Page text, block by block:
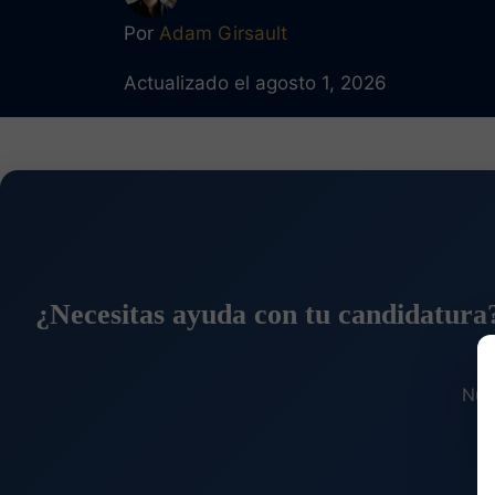
Por Adam Girsault
Actualizado el agosto 1, 2026
¿Necesitas ayuda con tu